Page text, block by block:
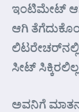
ಇಂಟಿಮೇಟ್
ಆಗಿ
ಸೀಟ್
ಅವನಿಗೆ